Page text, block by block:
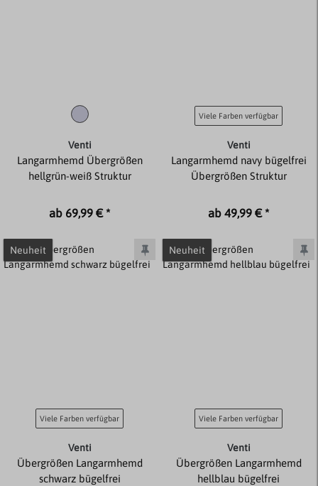
Venti
Langarmhemd Übergrößen
hellgrün-weiß Struktur
ab 69,99 € *
Viele Farben verfügbar
Venti
Langarmhemd navy bügelfrei
Übergrößen Struktur
ab 49,99 € *
Viele Farben verfügbar
Neuheit
Venti
Übergrößen Langarmhemd
schwarz bügelfrei
Viele Farben verfügbar
Neuheit
Venti
Übergrößen Langarmhemd
hellblau bügelfrei